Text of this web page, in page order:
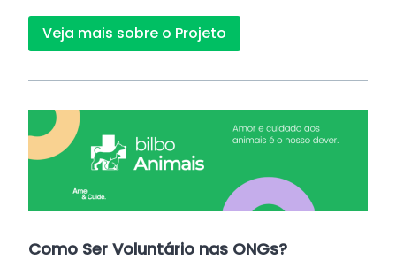
Veja mais sobre o Projeto
Como Ser Voluntário nas ONGs?